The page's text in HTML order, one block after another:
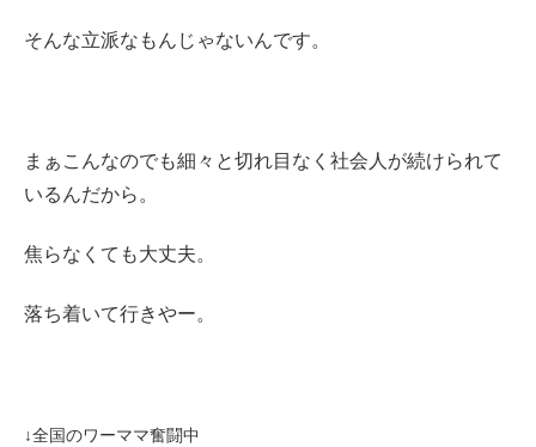
そんな立派なもんじゃないんです。
まぁこんなのでも細々と切れ目なく社会人が続けられて
いるんだから。
焦らなくても大丈夫。
落ち着いて行きやー。
↓全国のワーママ奮闘中